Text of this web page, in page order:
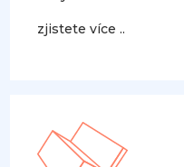
zjistete více ..